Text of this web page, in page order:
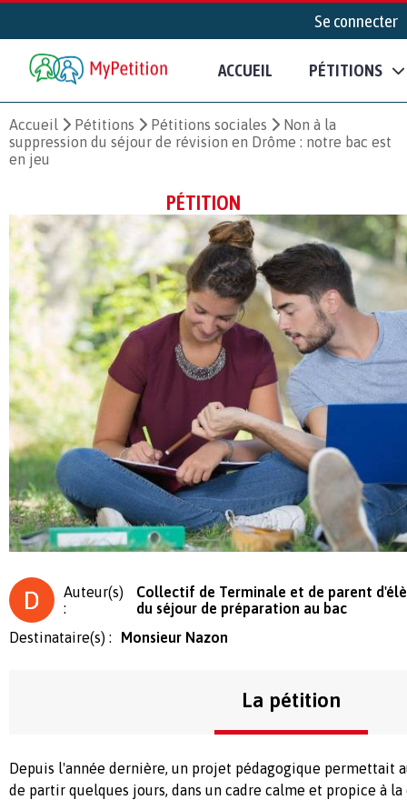
Se connecter
ACCUEIL PÉTITIONS
Accueil Pétitions Pétitions sociales
Non à la
suppression du séjour de révision en Drôme : notre bac est
en jeu
PÉTITION
Auteur(s)
:
Collectif de Terminale et de parent
du séjour de préparation au bac
Destinataire(s) :
Monsieur Nazon
La pétition
Depuis l'année dernière, un projet pédagogique permettait
de partir quelques jours, dans un cadre calme et propice à